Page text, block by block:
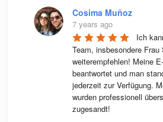
Cosima Muñoz
7 years ago
Ich
Team, insbesondere
weiterempfehlen! Meine
beantwortet und man
jederzeit zur Verfügung.
wurden professionell
zugesandt!